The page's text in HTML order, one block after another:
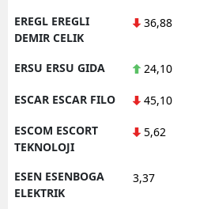
EREGL EREGLI
DEMIR CELIK
36,88
ERSU ERSU GIDA 24,10
ESCAR ESCAR FILO 45,10
ESCOM ESCORT
TEKNOLOJI
5,62
ESEN ESENBOGA
ELEKTRIK
3,37